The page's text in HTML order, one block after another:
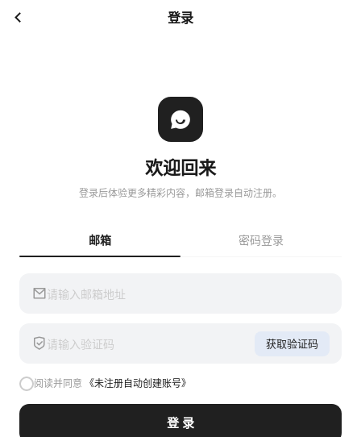
登录
欢迎回来
登录后体验更多精彩内容，邮箱登录自动注册。
邮箱 密码登录
获取验证码
阅读并同意 《未注册自动创建账号》
登 录